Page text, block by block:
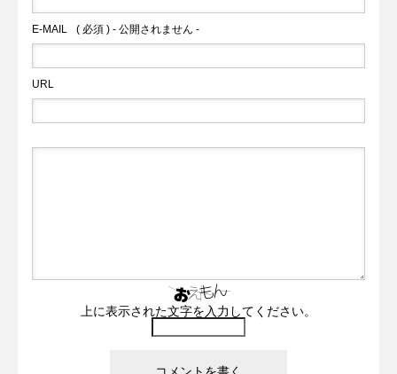
E-MAIL ( 必須 ) - 公開されません -
URL
上に表示された文字を入力してください。